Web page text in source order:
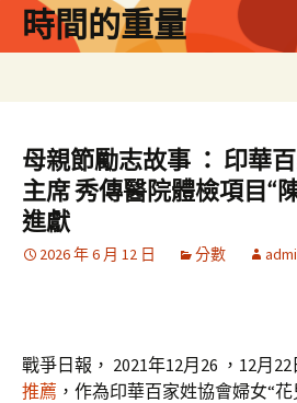
時間的重量
母親節勵志故事 ： 印華
主席 秀傳醫院體檢項目“
進獻
2026 年 6 月 12 日 分數
戰爭日報， 2021年12月26 ，12月
推薦 ，作為印華百家姓協會婦女“花